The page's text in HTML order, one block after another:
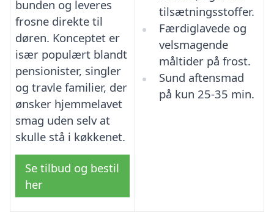
bunden og leveres
frosne direkte til
døren. Konceptet er
især populært blandt
pensionister, singler
og travle familier, der
ønsker hjemmelavet
smag uden selv at
skulle stå i køkkenet.
Se tilbud og bestil
her
tilsætningsstoffer.
Færdiglavede og
velsmagende
måltider på frost.
Sund aftensmad
på kun 25-35 min.